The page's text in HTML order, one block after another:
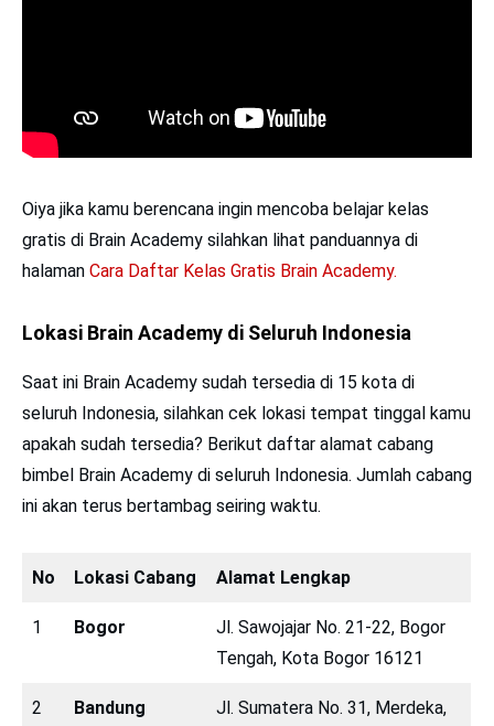
Oiya jika kamu berencana ingin mencoba belajar kelas
gratis di Brain Academy silahkan lihat panduannya di
halaman Cara Daftar Kelas Gratis Brain Academy.
Lokasi Brain Academy di Seluruh Indonesia
Saat ini Brain Academy sudah tersedia di 15 kota di
seluruh Indonesia, silahkan cek lokasi tempat tinggal kamu
apakah sudah tersedia? Berikut daftar alamat cabang
bimbel Brain Academy di seluruh Indonesia. Jumlah cabang
ini akan terus bertambag seiring waktu.
No Lokasi Cabang Alamat Lengkap
1 Bogor
Jl. Sawojajar No. 21-22, Bogor
Tengah, Kota Bogor 16121
2 Bandung
Jl. Sumatera No. 31, Merdeka,